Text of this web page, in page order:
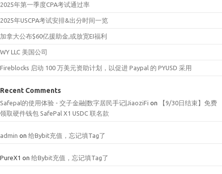
2025年第一季度CPA考试通过率
2025年USCPA考试安排&出分时间一览
加拿大公布$60亿援助金,或放宽EI福利
WY LLC 美国公司
Fireblocks 启动 100 万美元资助计划，以促进 Paypal 的 PYUSD 采用
Recent Comments
Safepal的使用体验 - 交子金融|数字居民手记|JiaoziFi on
【9/30日结束】免费
领取硬件钱包 SafePal X1 USDC 联名款
admin on 给Bybit充值，忘记填Tag了
PureX1 on 给Bybit充值，忘记填Tag了